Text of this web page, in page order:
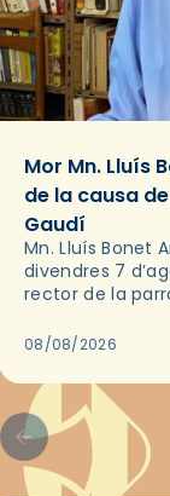
Mor Mn. Lluís
de la causa
Gaudí
Mn. Lluís Bonet
divendres 7
rector de la
2018,…
08/08/2026